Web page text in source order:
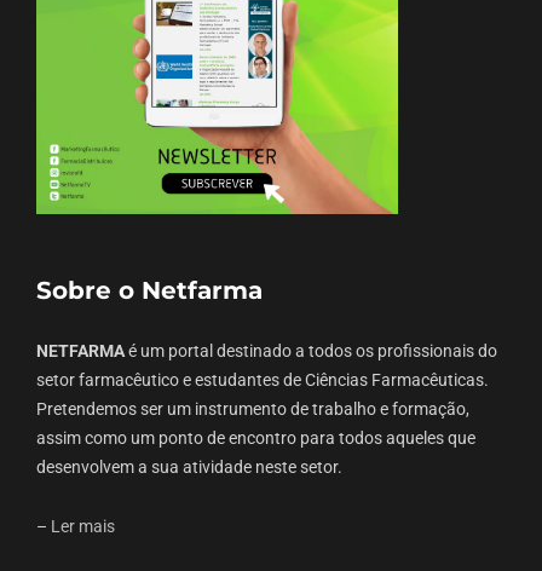
Sobre o Netfarma
NETFARMAé um portal destinado a todos os profissionais do
setor farmacêutico e estudantes de Ciências Farmacêuticas.
Pretendemos ser um instrumento de trabalho e formação,
assim como um ponto de encontro para todos aqueles que
desenvolvem a sua atividade neste setor.
– Ler mais